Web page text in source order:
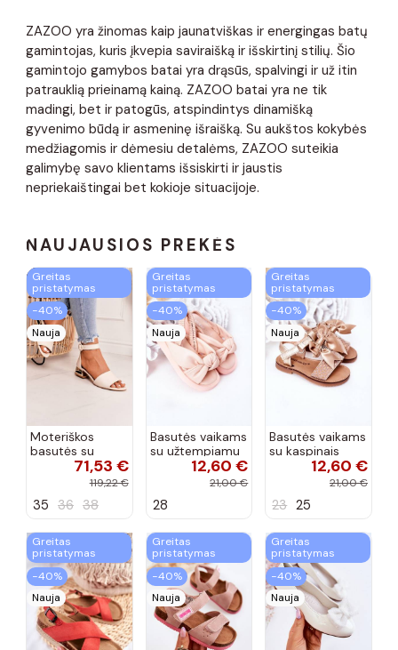
ZAZOO yra žinomas kaip jaunatviškas ir energingas batų
gamintojas, kuris įkvepia saviraišką ir išskirtinį stilių. Šio
gamintojo gamybos batai yra drąsūs, spalvingi ir už itin
patrauklią prieinamą kainą. ZAZOO batai yra ne tik
madingi, bet ir patogūs, atspindintys dinamišką
gyvenimo būdą ir asmeninę išraišką. Su aukštos kokybės
medžiagomis ir dėmesiu detalėms, ZAZOO suteikia
galimybę savo klientams išsiskirti ir jaustis
nepriekaištingai bet kokioje situacijoje.
NAUJAUSIOS PREKĖS
Greitas
pristatymas
−40%
Nauja
Moteriškos
basutės su
aukso spalvos
kulniukais Laura
spalvos
71,53 €
119,22 €
35 36 38
Greitas
pristatymas
−40%
Nauja
Basutės vaikams
su užtempiamu
užsegimu
rožinės spalvos
12,60 €
21,00 €
28
Greitas
pristatymas
−40%
Nauja
Basutės vaikams
su kaspinais
aukso spalvos
12,60 €
21,00 €
23 25
Greitas
pristatymas
−40%
Nauja
Greitas
pristatymas
−40%
Nauja
Greitas
pristatymas
−40%
Nauja